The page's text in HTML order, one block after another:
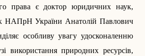
права є доктор юридичних наук,
НАПрН України Анатолій Павлович
особливу увагу удосконаленню
використання природних ресурсів,